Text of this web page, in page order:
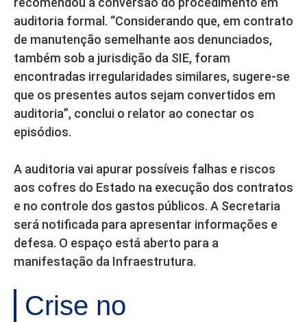
auditoria formal. “Considerando que, em contrato
de manutenção semelhante aos denunciados,
também sob a jurisdição da SIE, foram
encontradas irregularidades similares, sugere-se
que os presentes autos sejam convertidos em
auditoria”, conclui o relator ao conectar os
episódios.
A auditoria vai apurar possíveis falhas e riscos
aos cofres do Estado na execução dos contratos
e no controle dos gastos públicos. A Secretaria
será notificada para apresentar informações e
defesa. O espaço está aberto para a
manifestação da Infraestrutura.
Crise no